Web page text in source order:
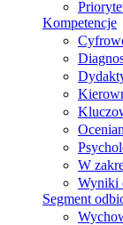
Kompetencje
W
Wyniki
Segment